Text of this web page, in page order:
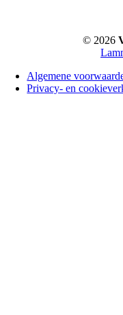
© 2026
Algemene
Privacy- en